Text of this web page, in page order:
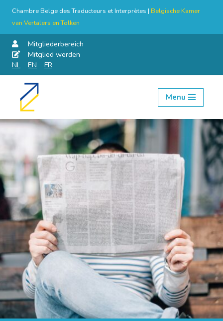
Chambre Belge des Traducteurs et Interprètes | Belgische Kamer
van Vertalers en Tolken
Mitgliederbereich
Mitglied werden
NL
EN FR
Skip
content
Menu